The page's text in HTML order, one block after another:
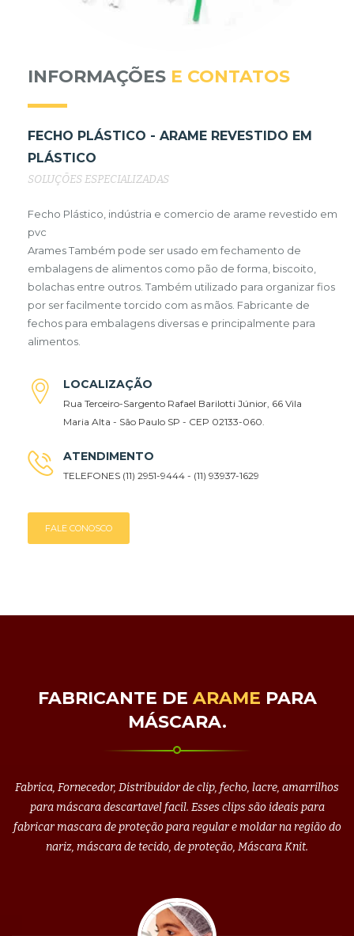
INFORMAÇÕES E CONTATOS
FECHO PLÁSTICO - ARAME REVESTIDO EM
PLÁSTICO
SOLUÇÕES ESPECIALIZADAS
Fecho Plástico, indústria e comercio de arame revestido em
pvc
Arames Também pode ser usado em fechamento de
embalagens de alimentos como pão de forma, biscoito,
bolachas entre outros. Também utilizado para organizar fios
por ser facilmente torcido com as mãos. Fabricante de
fechos para embalagens diversas e principalmente para
alimentos.
LOCALIZAÇÃO
Rua Terceiro-Sargento Rafael Barilotti Júnior, 66 Vila
Maria Alta - São Paulo SP - CEP 02133-060.
ATENDIMENTO
TELEFONES (11) 2951-9444 - (11) 93937-1629
FALE CONOSCO
FABRICANTE DE ARAME PARA
MÁSCARA.
Fabrica, Fornecedor, Distribuidor de clip, fecho, lacre, amarrilhos
para máscara descartavel facil. Esses clips são ideais para
fabricar mascara de proteção para regular e moldar na região do
nariz, máscara de tecido, de proteção, Máscara Knit.